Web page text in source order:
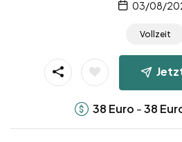
03/08/
Vollzeit
38 Euro -38